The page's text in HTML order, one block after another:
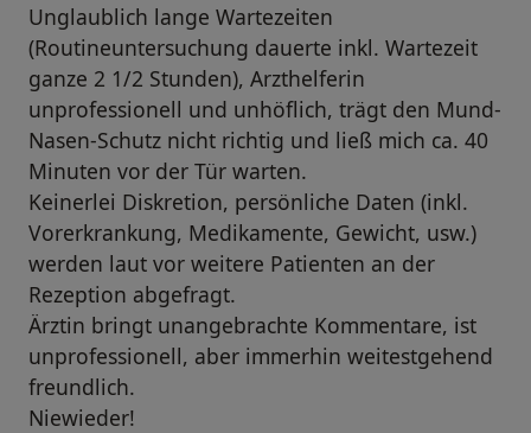
Unglaublich lange Wartezeiten
(Routineuntersuchung dauerte inkl. Wartezeit
ganze 2 1/2 Stunden), Arzthelferin
unprofessionell und unhöflich, trägt den Mund-
Nasen-Schutz nicht richtig und ließ mich ca. 40
Minuten vor der Tür warten.
Keinerlei Diskretion, persönliche Daten (inkl.
Vorerkrankung, Medikamente, Gewicht, usw.)
werden laut vor weitere Patienten an der
Rezeption abgefragt.
Ärztin bringt unangebrachte Kommentare, ist
unprofessionell, aber immerhin weitestgehend
freundlich.
Niewieder!